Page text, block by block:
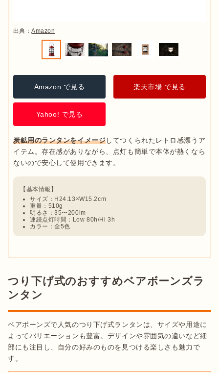
出典：Amazon
Amazon で見る 楽天市場 で見る
Yahoo! で見る
炭鉱用のランタンをイメージしてつくられたレトロ感漂うア
イテム。存在感がありながら、点灯も簡単で本体が熱くなら
サイズ：H24.13×W15.2cm
重量：510g
明るさ：35〜200lm
連続点灯時間：Low 80h/Hi 3h
カラー：全5色
つり下げ式のおすすめベアボーンズラ
ンタン
ベアボーンズで人気のつり下げ式ランタンは、サイズや用途に
よってバリエーションも豊富。デザインや雰囲気の違いなど細
部にも注目し、自分の好みのものを見つける楽しさも魅力で
す。